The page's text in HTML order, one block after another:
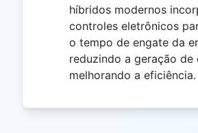
híbridos modernos
controles eletrônicos
o tempo de engate da
reduzindo a geração de
melhorando a eficiência.